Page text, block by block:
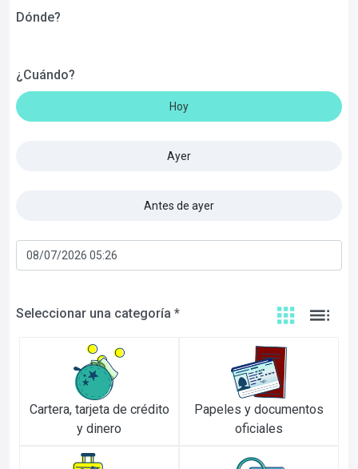
Dónde?
¿Cuándo?
Hoy
Ayer
Antes de ayer
Seleccionar una categoría *
Cartera, tarjeta de crédito
y dinero
Papeles y documentos
oficiales